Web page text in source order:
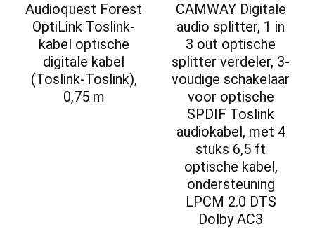
Audioquest Forest
OptiLink Toslink-
kabel optische
digitale kabel
(Toslink-Toslink),
0,75 m
CAMWAY Digitale
audio splitter, 1 in
3 out optische
splitter verdeler, 3-
voudige schakelaar
voor optische
SPDIF Toslink
audiokabel, met 4
stuks 6,5 ft
optische kabel,
ondersteuning
LPCM 2.0 DTS
Dolby AC3